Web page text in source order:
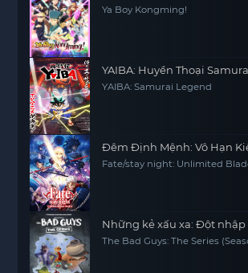
Ya Boy Kongming!
YAIBA: Huyền Thoại
YAIBA: Samurai Legend
Đêm Định Mệnh: Vô Hạn
Fate/stay night: Unlimited
Những kẻ xấu xa: Đột nhập
The Bad Guys: The Series